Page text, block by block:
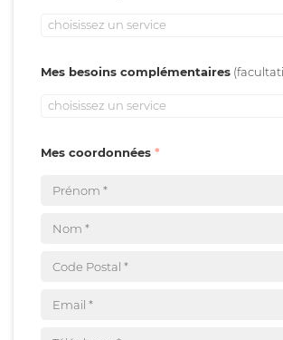
choisissez un service
Mes besoins complémentaires
choisissez un service
Mes coordonnées